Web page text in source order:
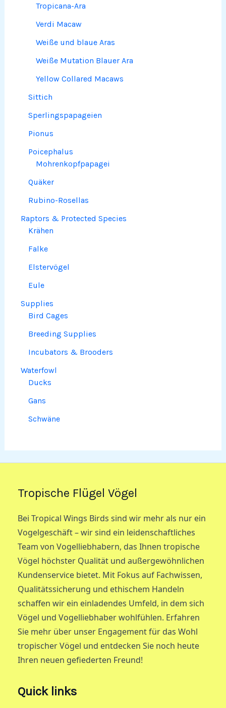
Tropicana-Ara
Verdi Macaw
Weiße und blaue Aras
Weiße Mutation Blauer Ara
Yellow Collared Macaws
Sittich
Sperlingspapageien
Pionus
Poicephalus
Mohrenkopfpapagei
Quäker
Rubino-Rosellas
Raptors & Protected Species
Krähen
Falke
Elstervögel
Eule
Supplies
Bird Cages
Breeding Supplies
Incubators & Brooders
Waterfowl
Ducks
Gans
Schwäne
Tropische Flügel Vögel
Bei Tropical Wings Birds sind wir mehr als nur ein
Vogelgeschäft – wir sind ein leidenschaftliches
Team von Vogelliebhabern, das Ihnen tropische
Vögel höchster Qualität und außergewöhnlichen
Kundenservice bietet. Mit Fokus auf Fachwissen,
Qualitätssicherung und ethischem Handeln
schaffen wir ein einladendes Umfeld, in dem sich
Vögel und Vogelliebhaber wohlfühlen. Erfahren
Sie mehr über unser Engagement für das Wohl
tropischer Vögel und entdecken Sie noch heute
Ihren neuen gefiederten Freund!
Quick links